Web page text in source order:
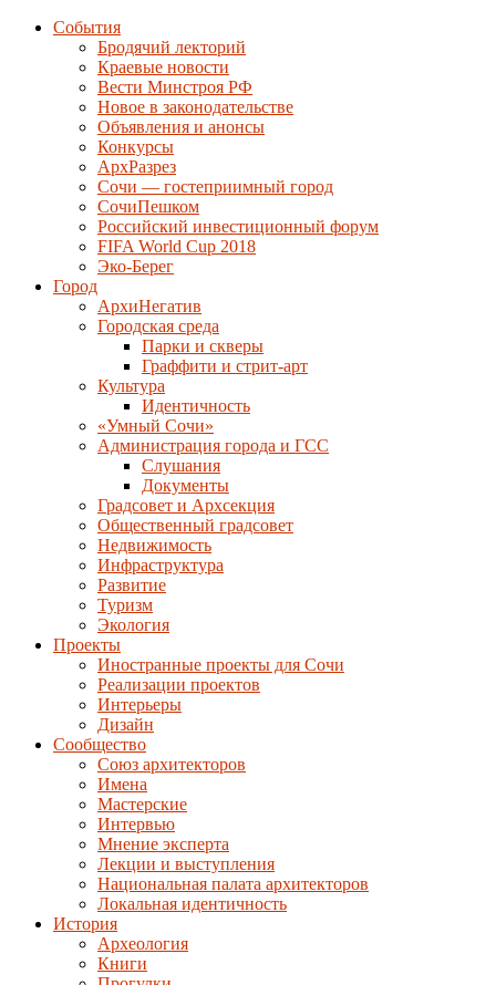
События
Бродячий лекторий
Краевые новости
Вести Минстроя РФ
Новое в законодательстве
Объявления и анонсы
Конкурсы
АрхРазрез
Сочи — гостеприимный город
СочиПешком
Российский инвестиционный форум
FIFA World Cup 2018
Эко-Берег
Город
АрхиНегатив
Городская среда
Парки и скверы
Граффити и стрит-арт
Культура
Идентичность
«Умный Сочи»
Администрация города и ГСС
Слушания
Документы
Градсовет и Архсекция
Общественный градсовет
Недвижимость
Инфраструктура
Развитие
Туризм
Экология
Проекты
Иностранные проекты для Сочи
Реализации проектов
Интерьеры
Дизайн
Сообщество
Союз архитекторов
Имена
Мастерские
Интервью
Мнение эксперта
Лекции и выступления
Национальная палата архитекторов
Локальная идентичность
История
Археология
Книги